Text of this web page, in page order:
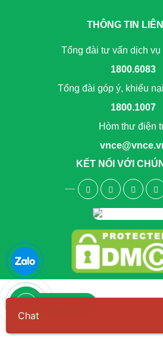
THÔNG TIN
Tổng đài tư vấn dịch vụ
1800.6083
Tổng đài góp ý, khiếu
1800.1007
Hòm thư điện
KẾT NỐI VỚI
Chat